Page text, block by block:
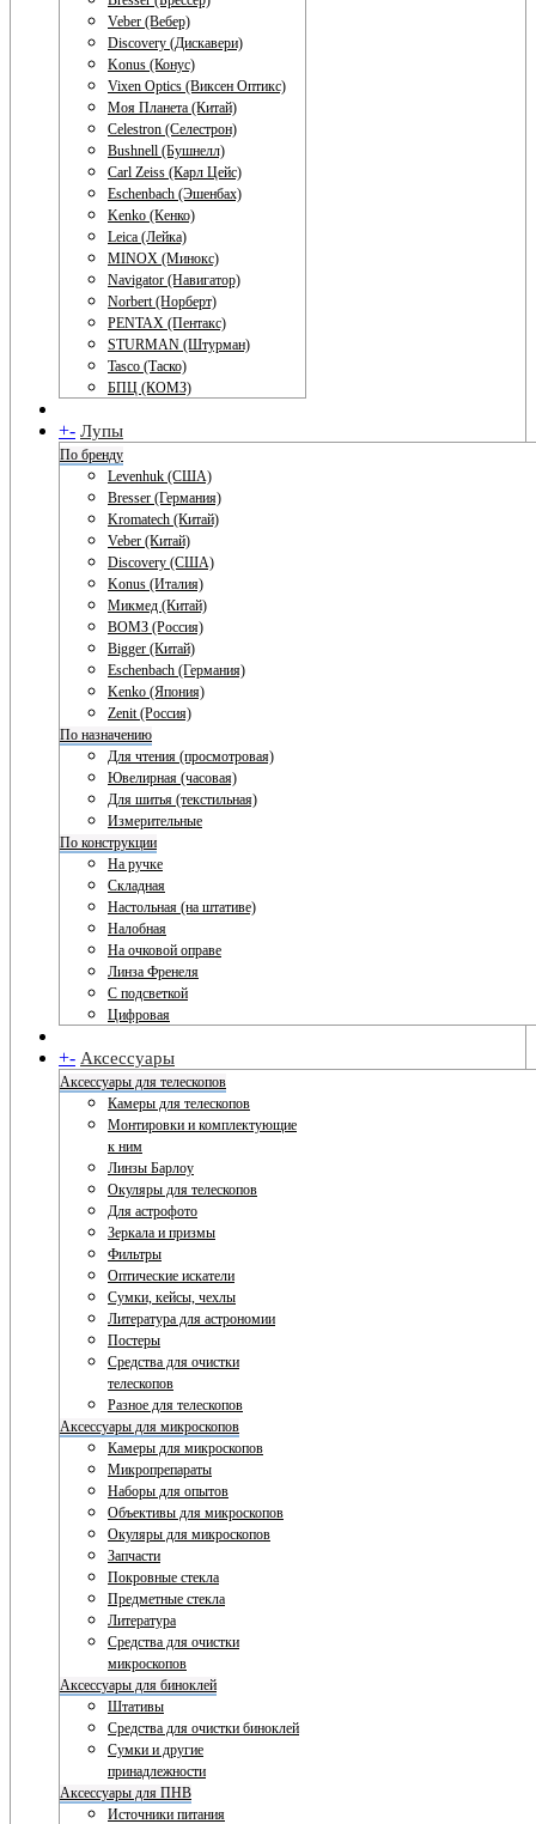
Veber (Вебер)
Discovery (Дискавери)
Konus (Конус)
Vixen Optics (Виксен Оптикс)
Моя Планета (Китай)
Celestron (Селестрон)
Bushnell (Бушнелл)
Carl Zeiss (Карл Цейс)
Eschenbach (Эшенбах)
Kenko (Кенко)
Leica (Лейка)
MINOX (Минокс)
Navigator (Навигатор)
Norbert (Норберт)
PENTAX (Пентакс)
STURMAN (Штурман)
Tasco (Таско)
БПЦ (КОМЗ)
+- Лупы
По бренду
Levenhuk (США)
Bresser (Германия)
Kromatech (Китай)
Veber (Китай)
Discovery (США)
Konus (Италия)
Микмед (Китай)
ВОМЗ (Россия)
Bigger (Китай)
Eschenbach (Германия)
Kenko (Япония)
Zenit (Россия)
По назначению
Для чтения (просмотровая)
Ювелирная (часовая)
Для шитья (текстильная)
Измерительные
По конструкции
На ручке
Складная
Настольная (на штативе)
Налобная
На очковой оправе
Линза Френеля
С подсветкой
Цифровая
+- Аксессуары
Аксессуары для телескопов
Камеры для телескопов
Монтировки и комплектующие
к ним
Линзы Барлоу
Окуляры для телескопов
Для астрофото
Зеркала и призмы
Фильтры
Оптические искатели
Сумки, кейсы, чехлы
Литература для астрономии
Постеры
Средства для очистки
телескопов
Разное для телескопов
Аксессуары для микроскопов
Камеры для микроскопов
Микропрепараты
Наборы для опытов
Объективы для микроскопов
Окуляры для микроскопов
Запчасти
Покровные стекла
Предметные стекла
Литература
Средства для очистки
микроскопов
Аксессуары для биноклей
Штативы
Средства для очистки биноклей
Сумки и другие
принадлежности
Аксессуары для ПНВ
Источники питания